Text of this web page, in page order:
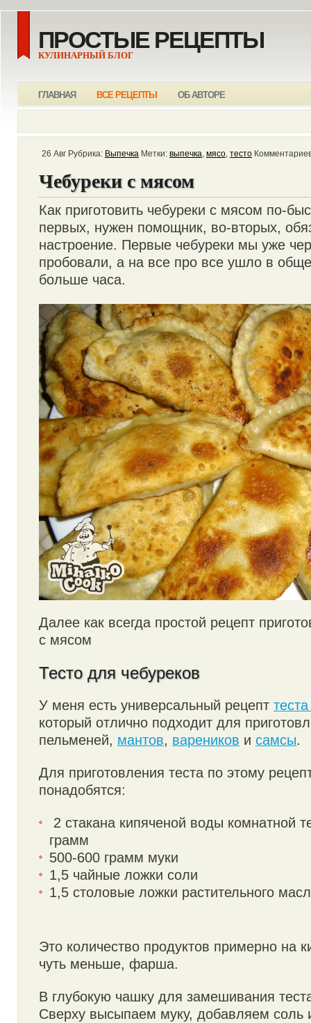
ПРОСТЫЕ РЕЦЕПТЫ
КУЛИНАРНЫЙ БЛОГ
ГЛАВНАЯ ВСЕ РЕЦЕПТЫ ОБ АВТОРЕ
26 Авг Рубрика: Выпечка Метки: выпечка, мясо, тесто
Чебуреки с мясом
Как приготовить чебуреки с мясом по-
первых, нужен помощник, во-вторых,
настроение. Первые чебуреки мы уже
пробовали, а на все про все ушло в
больше часа.
Далее как всегда простой рецепт
с мясом
Тесто для чебуреков
У меня есть универсальный рецепт
который отлично подходит для
пельменей, мантов, вареников и самсы.
Для приготовления теста по этому
понадобятся:
2 стакана кипяченой воды комнатной
грамм
500-600 грамм муки
1,5 чайные ложки соли
1,5 столовые ложки растительного
Это количество продуктов примерно на
чуть меньше, фарша.
В глубокую чашку для замешивания
Сверху высыпаем муку, добавляем соль